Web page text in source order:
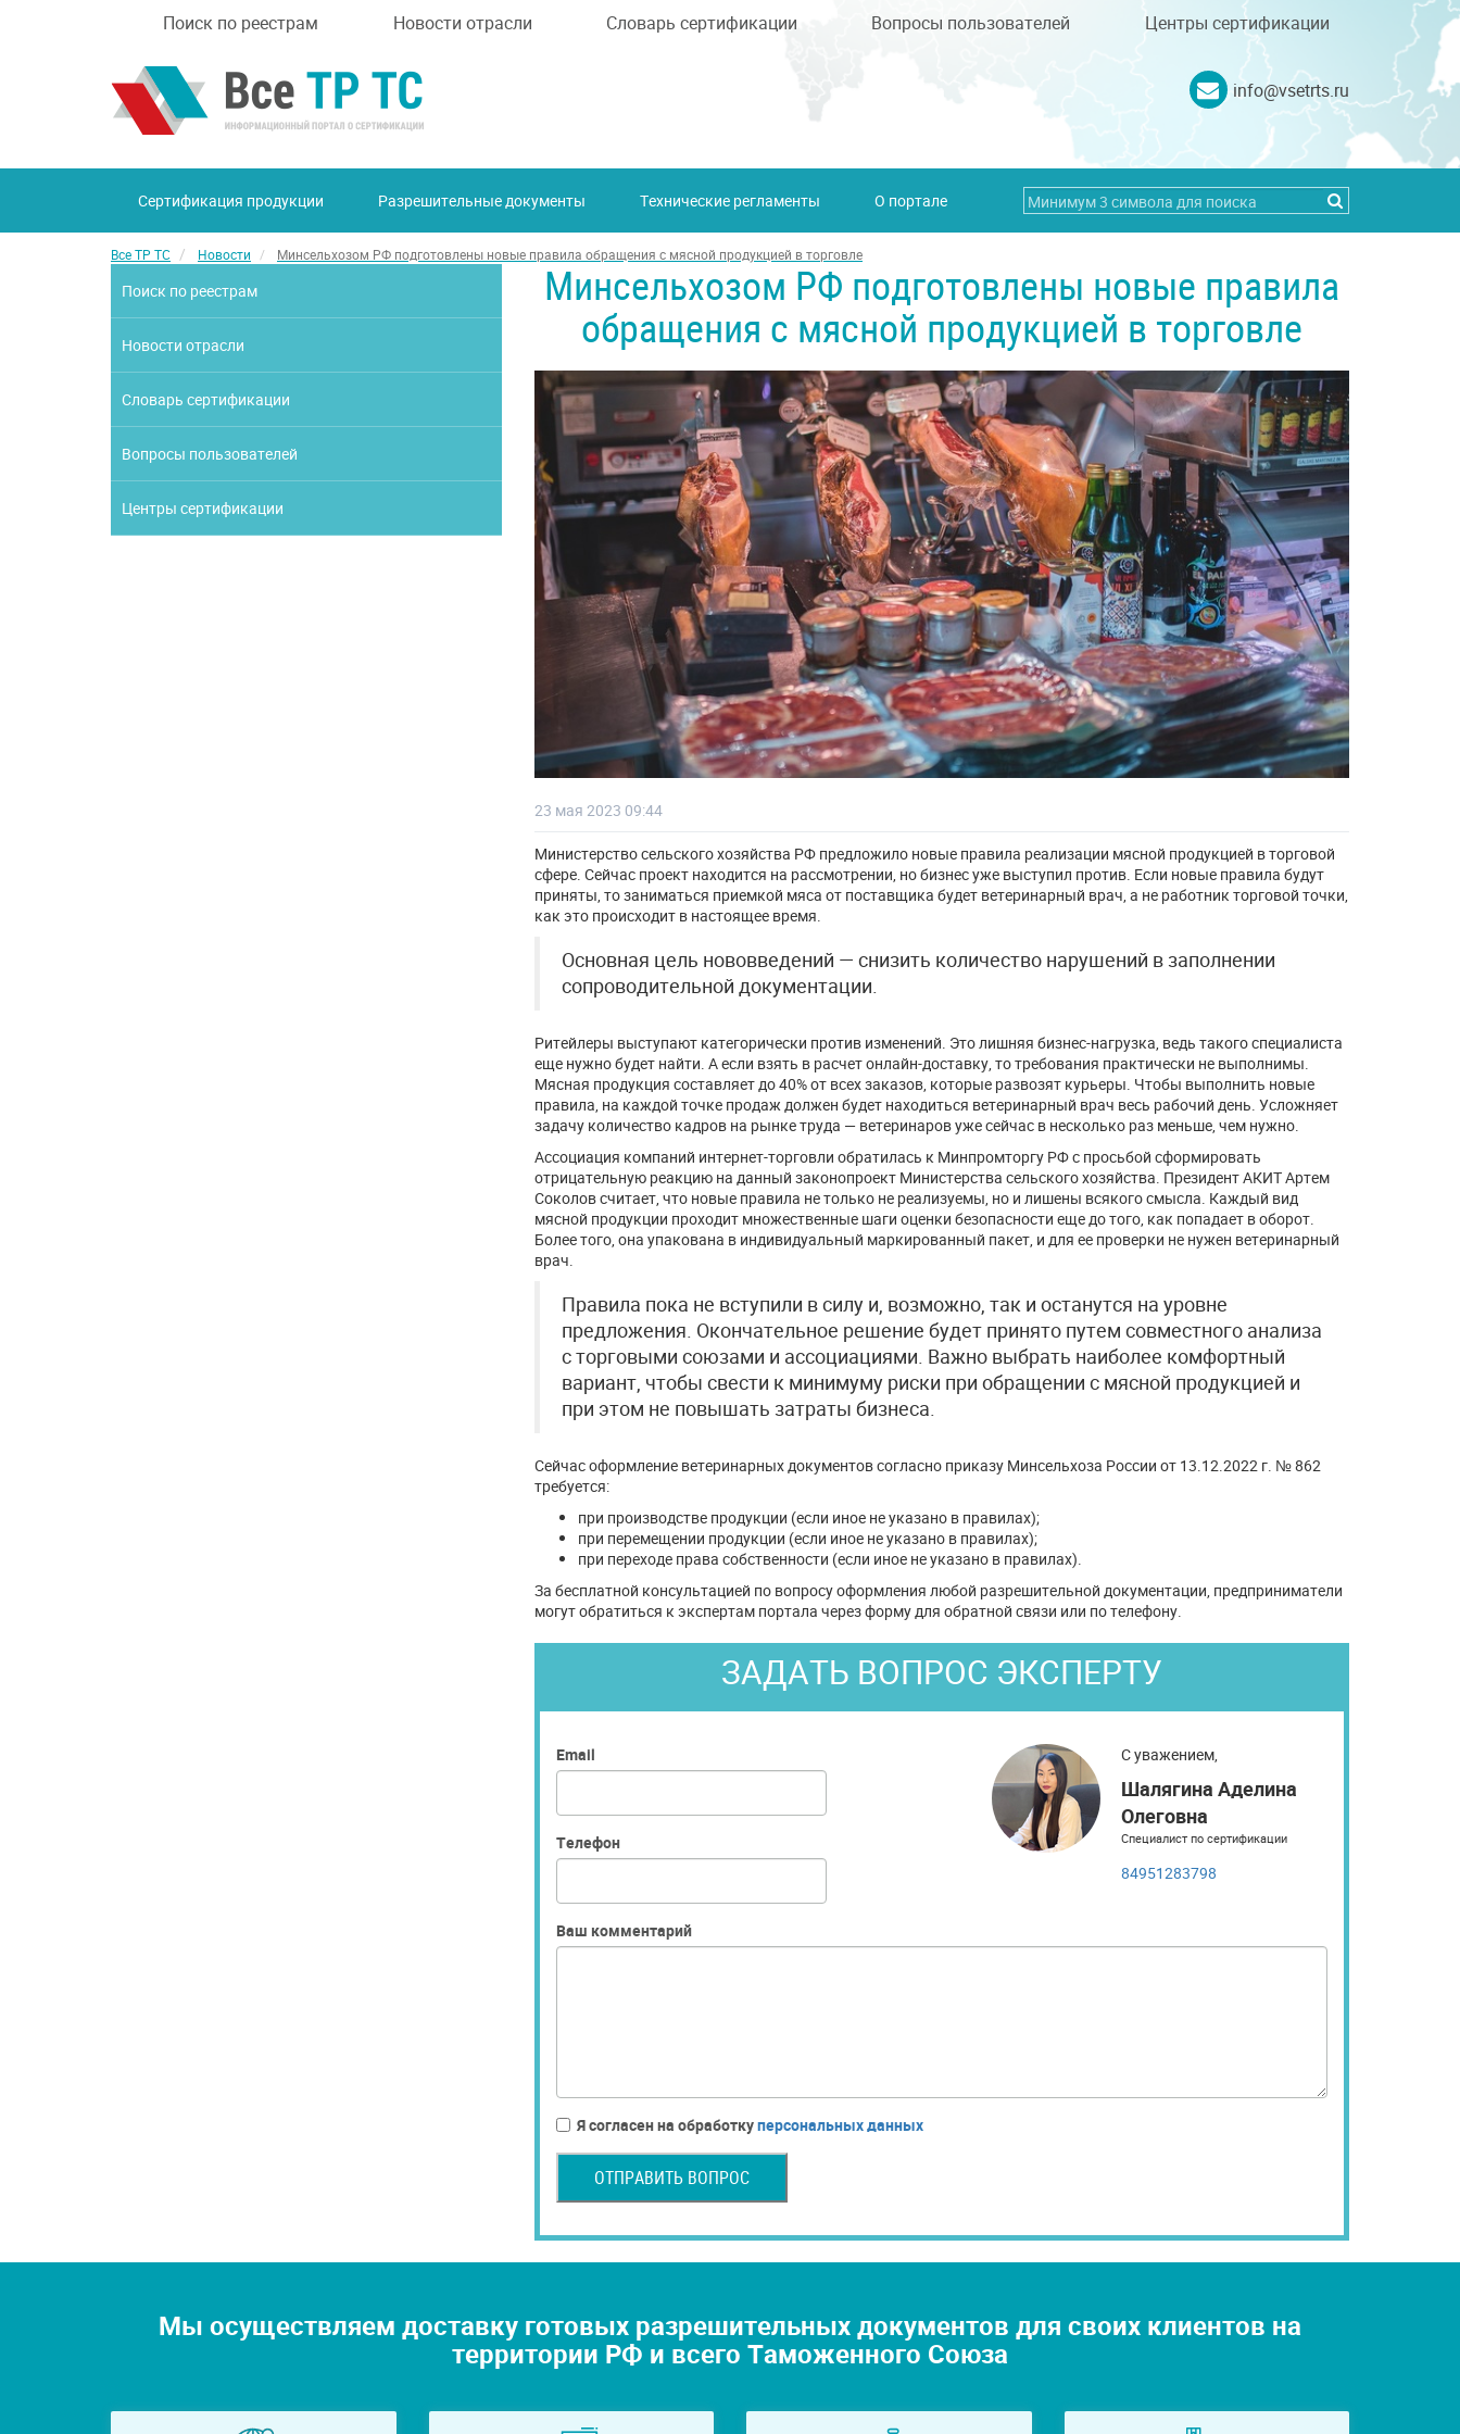
info@vsetrts.ru
Поиск по реестрам Новости отрасли Словарь сертификации Вопросы пользователей Центры сертификации
Сертификация продукции Разрешительные документы Технические регламенты О портале
Все ТР ТС Новости Минсельхозом РФ подготовлены новые правила обращения с мясной продукцией в торговле
Минсельхозом РФ подготовлены новые правила
обращения с мясной продукцией в торговле
23 мая 2023 09:44
Министерство сельского хозяйства РФ предложило новые правила реализации мясной продукцией в торговой
сфере. Сейчас проект находится на рассмотрении, но бизнес уже выступил против. Если новые правила будут
приняты, то заниматься приемкой мяса от поставщика будет ветеринарный врач, а не работник торговой точки,
как это происходит в настоящее время.
Основная цель нововведений — снизить количество нарушений в заполнении
сопроводительной документации.
Ритейлеры выступают категорически против изменений. Это лишняя бизнес-нагрузка, ведь такого специалиста
еще нужно будет найти. А если взять в расчет онлайн-доставку, то требования практически не выполнимы.
Мясная продукция составляет до 40% от всех заказов, которые развозят курьеры. Чтобы выполнить новые
правила, на каждой точке продаж должен будет находиться ветеринарный врач весь рабочий день. Усложняет
задачу количество кадров на рынке труда — ветеринаров уже сейчас в несколько раз меньше, чем нужно.
Ассоциация компаний интернет-торговли обратилась к Минпромторгу РФ с просьбой сформировать
отрицательную реакцию на данный законопроект Министерства сельского хозяйства. Президент АКИТ Артем
Соколов считает, что новые правила не только не реализуемы, но и лишены всякого смысла. Каждый вид
мясной продукции проходит множественные шаги оценки безопасности еще до того, как попадает в оборот.
Более того, она упакована в индивидуальный маркированный пакет, и для ее проверки не нужен ветеринарный
врач.
Правила пока не вступили в силу и, возможно, так и останутся на уровне
предложения. Окончательное решение будет принято путем совместного анализа
с торговыми союзами и ассоциациями. Важно выбрать наиболее комфортный
вариант, чтобы свести к минимуму риски при обращении с мясной продукцией и
при этом не повышать затраты бизнеса.
Сейчас оформление ветеринарных документов согласно приказу Минсельхоза России от 13.12.2022 г. № 862
требуется:
при производстве продукции (если иное не указано в правилах);
при перемещении продукции (если иное не указано в правилах);
при переходе права собственности (если иное не указано в правилах).
За бесплатной консультацией по вопросу оформления любой разрешительной документации, предприниматели
могут обратиться к экспертам портала через форму для обратной связи или по телефону.
ЗАДАТЬ ВОПРОС ЭКСПЕРТУ
С уважением,
Шалягина Аделина
Олеговна
Специалист по сертификации
84951283798
Email
Телефон
Ваш комментарий
Я согласен на обработкуперсональных данных
ОТПРАВИТЬ ВОПРОС
Поиск по реестрам
Новости отрасли
Словарь сертификации
Вопросы пользователей
Центры сертификации
Мы осуществляем доставку готовых разрешительных документов для своих клиентов на
территории РФ и всего Таможенного Союза